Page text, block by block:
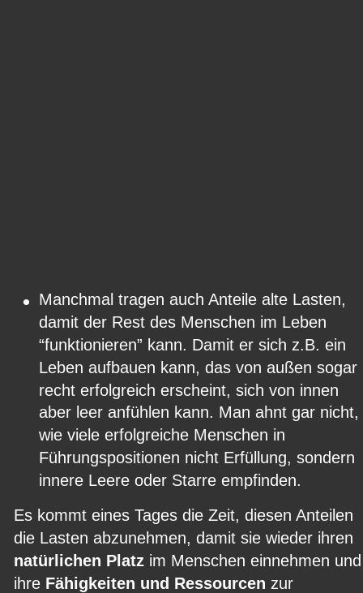
• Manchmal tragen auch Anteile alte Lasten,
damit der Rest des Menschen im Leben
“funktionieren” kann. Damit er sich z.B. ein
Leben aufbauen kann, das von außen sogar
recht erfolgreich erscheint, sich von innen
aber leer anfühlen kann. Man ahnt gar
wie viele erfolgreiche Menschen in
Führungspositionen nicht Erfüllung, sondern
innere Leere oder Starre empfinden.
Es kommt eines Tages die Zeit, diesen Anteilen
die Lasten abzunehmen, damit sie wieder ihren
natürlichen Platz im Menschen einnehmen
ihre Fähigkeiten und Ressourcen zur